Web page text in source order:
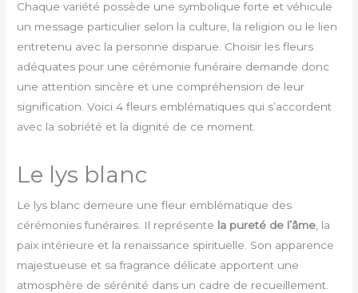
Chaque variété possède une symbolique forte et véhicule
un message particulier selon la culture, la religion ou le lien
entretenu avec la personne disparue. Choisir les fleurs
adéquates pour une cérémonie funéraire demande donc
une attention sincère et une compréhension de leur
signification. Voici 4 fleurs emblématiques qui s’accordent
avec la sobriété et la dignité de ce moment.
Le lys blanc
Le lys blanc demeure une fleur emblématique des
cérémonies funéraires. Il représente la pureté de l’âme, la
paix intérieure et la renaissance spirituelle. Son apparence
majestueuse et sa fragrance délicate apportent une
atmosphère de sérénité dans un cadre de recueillement.